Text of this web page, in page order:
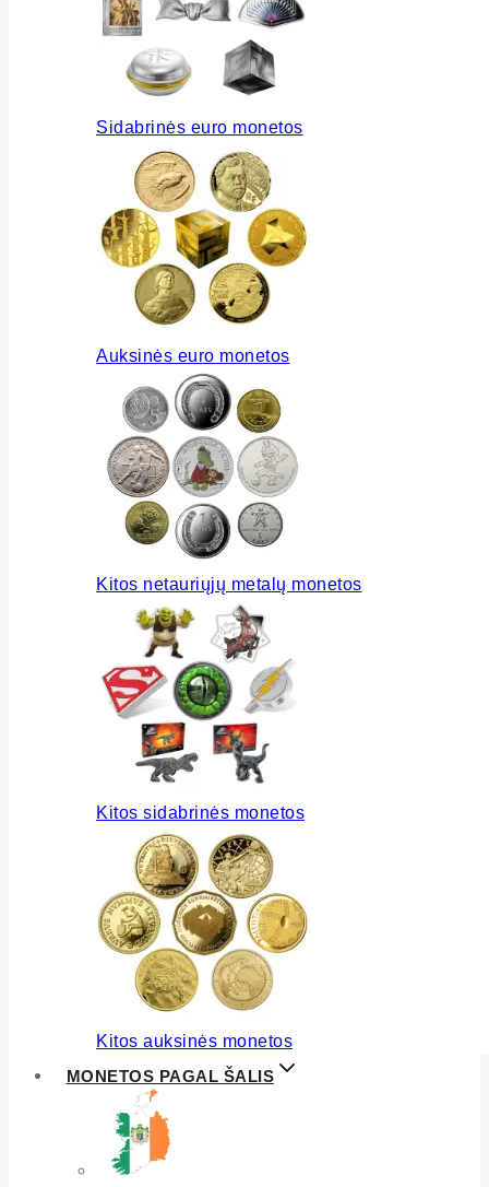
Sidabrinės euro monetos
Auksinės euro monetos
Kitos netauriųjų metalų monetos
Kitos sidabrinės monetos
Kitos auksinės monetos
MONETOS PAGAL ŠALIS